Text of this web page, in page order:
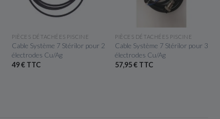
APERÇU RAPIDE
PIÈCES DÉTACHÉES PISCINE
Cable Système 7 Stérilor pour 2
électrodes Cu/Ag
49 € TTC
APERÇU RAPIDE
PIÈCES DÉTACHÉES PISCINE
Cable Système 7 Stérilor pour 3
électrodes Cu/Ag
57,95 € TTC